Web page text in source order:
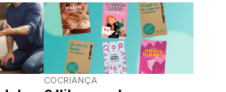
COCRIANÇA